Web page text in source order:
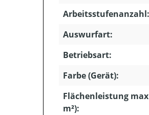
Arbeitsstufenanzahl:
Auswurfart:
Betriebsart:
Farbe (Gerät):
Flächenleistung
m²):